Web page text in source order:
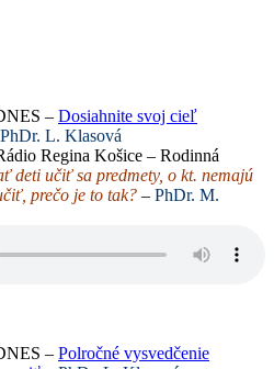
– Dosiahnite svoj cieľ
PhDr. L. Klasová
Regina Košice – Rodinná
deti učiť sa predmety, o kt. nemajú
prečo je to tak? – PhDr. M.
– Polročné vysvedčenie